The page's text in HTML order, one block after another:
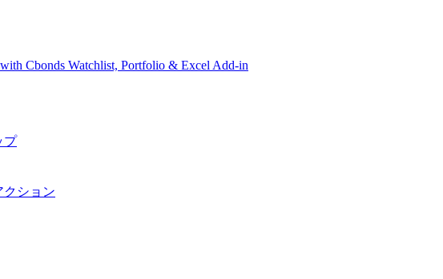
Cbonds Watchlist, Portfolio & Excel Add-in
プ
クション